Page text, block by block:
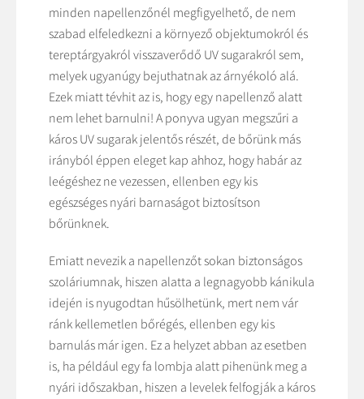
minden napellenzőnél megfigyelhető, de nem
szabad elfeledkezni a környező objektumokról és
tereptárgyakról visszaverődő UV sugarakról sem,
melyek ugyanúgy bejuthatnak az árnyékoló alá.
Ezek miatt tévhit az is, hogy egy napellenző alatt
nem lehet barnulni! A ponyva ugyan megszűri a
káros UV sugarak jelentős részét, de bőrünk más
irányból éppen eleget kap ahhoz, hogy habár az
leégéshez ne vezessen, ellenben egy kis
egészséges nyári barnaságot biztosítson
bőrünknek.
Emiatt nevezik a napellenzőt sokan biztonságos
szoláriumnak, hiszen alatta a legnagyobb kánikula
idején is nyugodtan hűsölhetünk, mert nem vár
ránk kellemetlen bőrégés, ellenben egy kis
barnulás már igen. Ez a helyzet abban az esetben
is, ha például egy fa lombja alatt pihenünk meg a
nyári időszakban, hiszen a levelek felfogják a káros